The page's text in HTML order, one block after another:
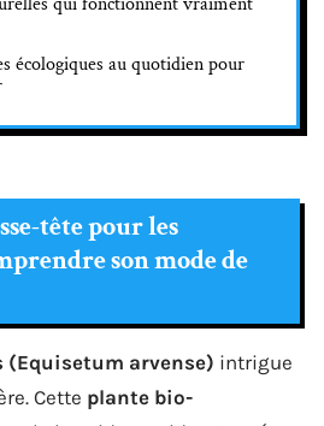
écologiques au quotidien pour
tête pour les
son mode de
(Equisetum arvense) intrigue
Cette plante bio-